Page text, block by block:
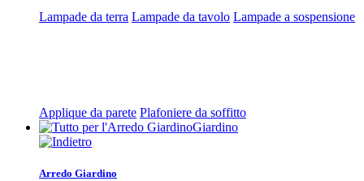
Lampade da terra Lampade da tavolo Lampade a sospensione
Applique da parete Plafoniere da soffitto
Giardino
Arredo Giardino